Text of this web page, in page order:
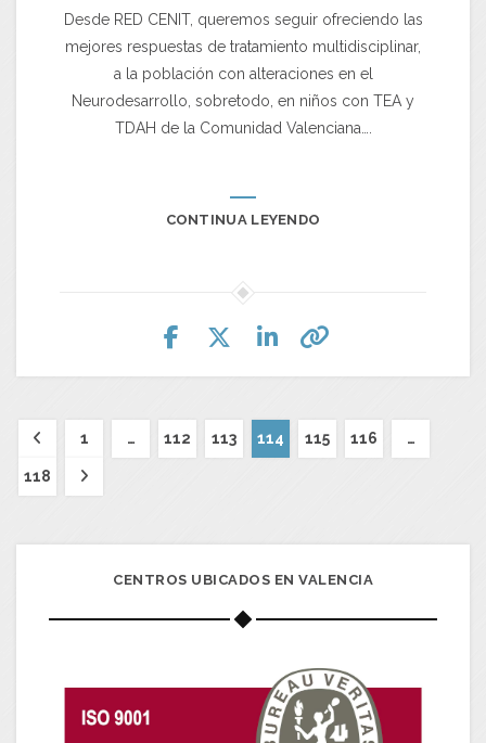
Desde RED CENIT, queremos seguir ofreciendo las
mejores respuestas de tratamiento multidisciplinar,
a la población con alteraciones en el
Neurodesarrollo, sobretodo, en niños con TEA y
TDAH de la Comunidad Valenciana….
CONTINUA LEYENDO
1 … 112 113 114 115 116 …
118
CENTROS UBICADOS EN VALENCIA